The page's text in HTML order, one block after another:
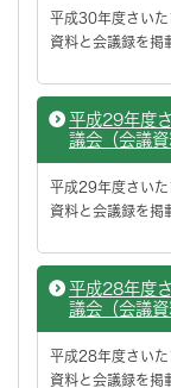
平成30年度さいた
資料と会議録を掲
平成29年度
議会（会議資
平成29年度さいた
資料と会議録を掲
平成28年度
議会（会議資
平成28年度さいた
資料と会議録を掲